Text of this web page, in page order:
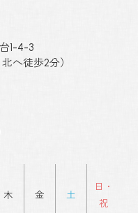
1-4-3
へ徒歩2分）
木 金 土
日・
祝